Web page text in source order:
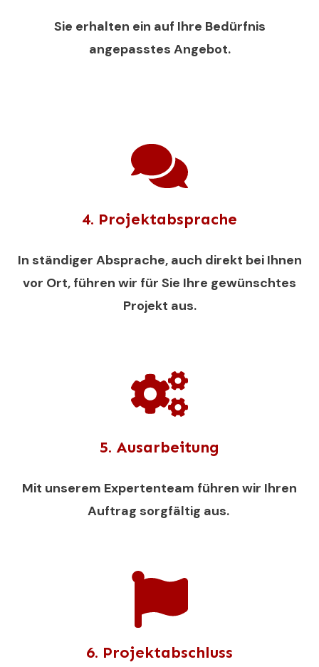
Sie erhalten ein auf Ihre Bedürfnis
angepasstes Angebot.
4. Projektabsprache
In ständiger Absprache, auch direkt bei Ihnen
vor Ort, führen wir für Sie Ihre gewünschtes
Projekt aus.
5. Ausarbeitung
Mit unserem Expertenteam führen wir Ihren
Auftrag sorgfältig aus.
6. Projektabschluss